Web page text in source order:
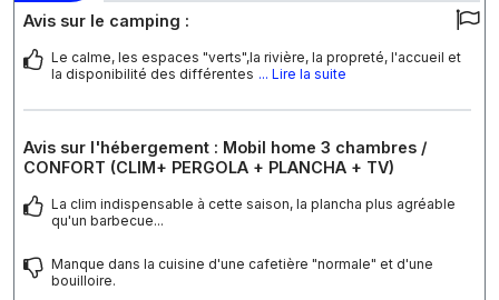
Avis sur le camping :
Le calme, les espaces "verts",la rivière, la propreté, l'accueil et
la disponibilité des différentes ... Lire la suite
Avis sur l'hébergement : Mobil home 3 chambres /
CONFORT (CLIM+ PERGOLA + PLANCHA + TV)
La clim indispensable à cette saison, la plancha plus agréable
qu'un barbecue...
Manque dans la cuisine d'une cafetière "normale" et d'une
bouilloire.